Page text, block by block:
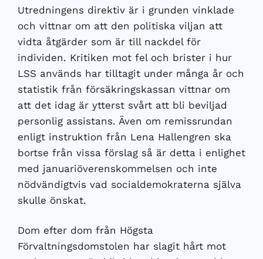
Utredningens direktiv är i grunden vinklade
och vittnar om att den politiska viljan att
vidta åtgärder som är till nackdel för
individen. Kritiken mot fel och brister i hur
LSS används har tilltagit under många år och
statistik från försäkringskassan vittnar om
att det idag är ytterst svårt att bli beviljad
personlig assistans. Även om remissrundan
enligt instruktion från Lena Hallengren ska
bortse från vissa förslag så är detta i enlighet
med januariöverenskommelsen och inte
nödvändigtvis vad socialdemokraterna själva
skulle önskat.
Dom efter dom från Högsta
Förvaltningsdomstolen har slagit hårt mot